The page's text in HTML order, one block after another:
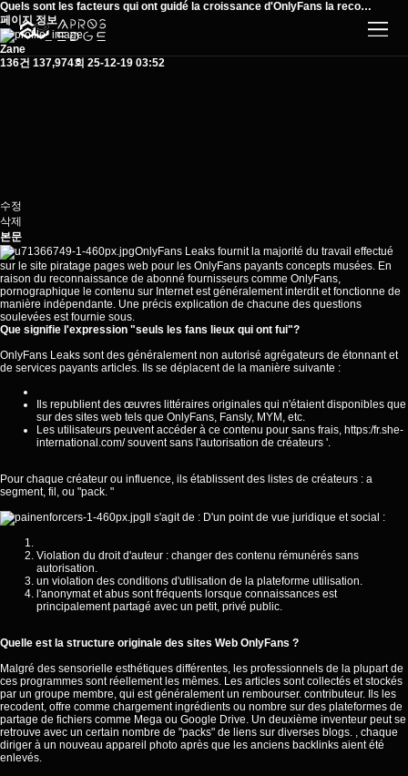
Quels sont les facteurs qui ont guidé la croissance d'OnlyFans la reco…
페이지 정보
Zane
136건 137,974회 25-12-19 03:52
수정
삭제
본문
OnlyFans Leaks fournit la majorité du travail effectué
sur le site piratage pages web pour les OnlyFans payants concepts musées. En
raison du reconnaissance de abonné fournisseurs comme OnlyFans,
pornographique le contenu sur Internet est généralement interdit et fonctionne de
manière indépendante. Une précis explication de chacune des questions
soulevées estfournie sous.
Que signifie l'expression "seuls les fans lieux qui ont fui"?
OnlyFans Leaks sont des généralement non autorisé agrégateurs de étonnant et
de services payants articles. Ils se déplacent de la manière suivante :
Ils republient des œuvres littéraires originales qui n'étaient disponibles que
sur des sites web tels que OnlyFans, Fansly, MYM, etc.
Les utilisateurs peuvent accéder à ce contenu pour sans frais, https:/fr.she-
international.com/souvent sans l'autorisation de créateurs '.
Pour chaque créateur ou influence, ils établissent des listes de créateurs : a
segment, fil, ou "pack. "
Il s'agit de : D'un point de vue juridique et social :
Violation du droit d'auteur : changer des contenu rémunérés sans
autorisation.
un violation des conditions d'utilisation de la plateforme utilisation.
l'anonymat et abus sont fréquents lorsque connaissances est
principalement partagé avec un petit, privé public.
Quelle est la structure originale des sites Web OnlyFans ?
Malgré des sensorielle esthétiques différentes, les professionnels de la plupart de
ces programmes sont réellement les mêmes. Les articles sont collectés et stockés
par un groupe membre, qui est généralement un rembourser. contributeur. Ils les
recodent, offre comme chargement ingrédients ou nombre sur des plateformes de
partage de fichiers comme Mega ou Google Drive. Un deuxième inventeur peut se
retrouve avec un certain nombre de "packs" de liens sur diverses blogs. , chaque
diriger à un nouveau appareil photo après que les anciens backlinks aient été
enlevés.